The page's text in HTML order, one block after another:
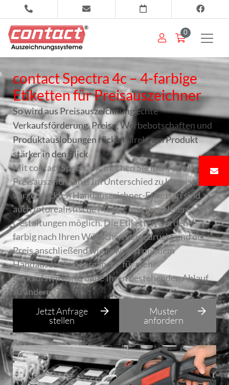
0
contact Spectra 4c – 4-farbige
Etiketten für Preisauszeichner
So wird aus Preisauszeichnung echte
Verkaufsförderung. Preise, Werbebotschaften und
Produktauslobungen rücken direkt am Produkt
stärker in den Blick
Mit contact Spectra 4c machen Sie mehr aus Ihrer
Preisauszeichnung: Im Unterschied zu klassisch
vorgedruckten Handauszeichner-Etiketten sind
auch fotorealistische Motive und komplexere
Gestaltungen möglich. Die Etiketten werden 4-
farbig nach Ihren Wünschen vorgedruckt und der
Preis anschließend wie gewohnt mit dem
Handauszeichner ergänzt – für mehr
Verkaufswirkung, ohne Ihren bestehenden Ablauf
zu ändern.
Jetzt Anfrage
stellen
Muster
anfordern